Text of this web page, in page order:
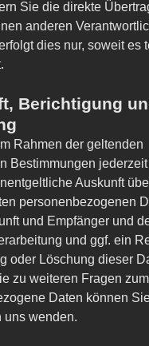
Sie die direkte
anderen
dies nur, soweit es
Berichtigung
Rahmen der geltenden
Bestimmungen
Auskunft
personenbezogenen
und Empfänger und
und ggf. ein
oder Löschung dieser
zu weiteren Fragen
Daten können
uns wenden.